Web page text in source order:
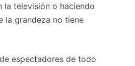
la televisión o haciendo
la grandeza no tiene
espectadores de todo